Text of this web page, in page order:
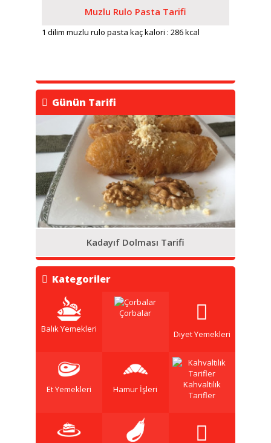
Muzlu Rulo Pasta Tarifi
1 dilim muzlu rulo pasta kaç kalori : 286 kcal
Günün Tarifi
Kadayıf Dolması Tarifi
Kategoriler
Balık Yemekleri
Çorbalar
Diyet Yemekleri
Et Yemekleri Hamur İşleri
Kahvaltılık
Tarifler